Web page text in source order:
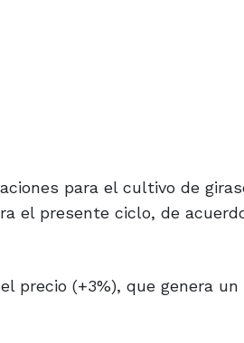
para el cultivo de
el presente ciclo, de
precio (+3%), que genera